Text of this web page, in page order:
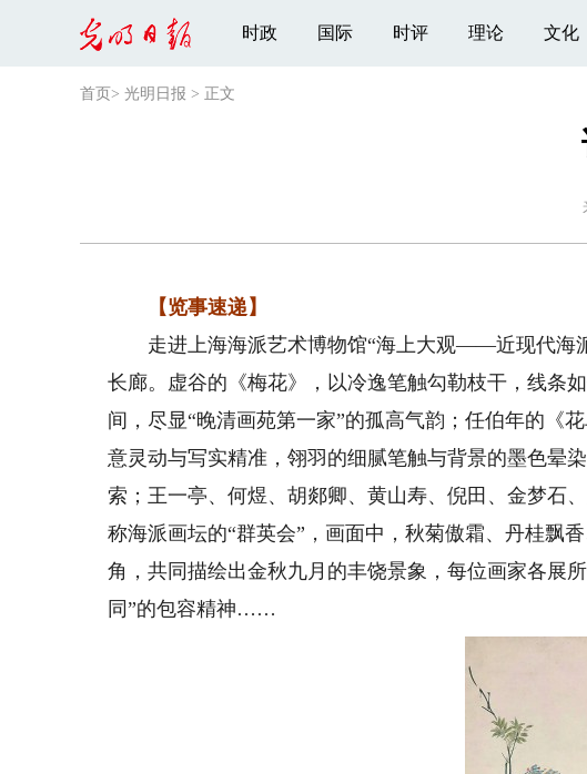
时政 国际 时评 理论 文化
首页 > 光明日报 > 正文
【览事速递】
走进上海海派艺术博物馆“海上大观——近现代海
长廊。虚谷的《梅花》，以冷逸笔触勾勒枝干，线条
间，尽显“晚清画苑第一家”的孤高气韵；任伯年的《
意灵动与写实精准，翎羽的细腻笔触与背景的墨色晕
索；王一亭、何煜、胡郯卿、黄山寿、倪田、金梦石
称海派画坛的“群英会”，画面中，秋菊傲霜、丹桂飘
角，共同描绘出金秋九月的丰饶景象，每位画家各展
同”的包容精神……